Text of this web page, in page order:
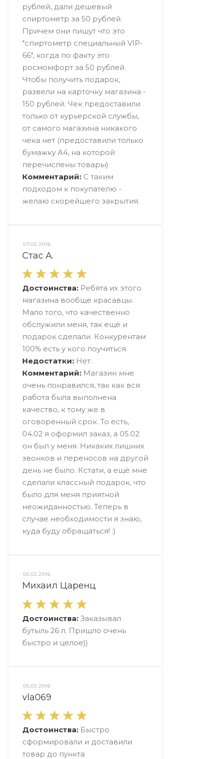
рублей, дали дешевый
спиртометр за 50 рублей.
Причем они пишут что это
"спиртометр специальный VIP-
66", когда по факту это
росмомфорт за 50 рублей.
Чтобы получить подарок,
развели на карточку магазина -
150 рублей. Чек предоставили
только от курьерской службы,
от самого магазина никакого
чека нет (предоставили только
бумажку А4, на которой
перечислены товары)
Комментарий: С таким
подходом к покупателю -
желаю скорейшего закрытия.
07.02.2016
Стас А.
Достоинства: Ребята их этого
магазина вообще красавцы.
Мало того, что качественно
обслужили меня, так ещё и
подарок сделали. Конкурентам
100% есть у кого поучиться.
Недостатки: Нет.
Комментарий: Магазин мне
очень понравился, так как вся
работа была выполнена
качество, к тому же в
оговорённый срок. То есть,
04.02 я оформил заказ, а 05.02
он был у меня. Никаких лишних
звонков и переносов на другой
день не было. Кстати, а ещё мне
сделали классный подарок, что
было для меня приятной
неожиданностью. Теперь в
случае необходимости я знаю,
куда буду обращаться! :)
05.02.2016
Михаил Царенц
Достоинства: Заказывал
бутыль 26 л. Пришло очень
быстро и целое))
05.02.2016
vla069
Достоинства: Быстро
сформировали и доставили
товар до пункта